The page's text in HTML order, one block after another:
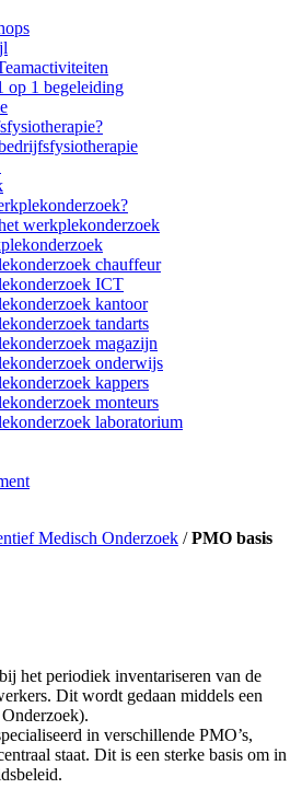
op 1 begeleiding
werkplekonderzoek
chauffeur
ICT
kantoor
tandarts
magazijn
onderwijs
kappers
monteurs
laboratorium
Medisch Onderzoek /PMO basis
het periodiek inventariseren van de
Dit wordt gedaan middels een
in verschillende PMO’s,
staat. Dit is een sterke basis om in